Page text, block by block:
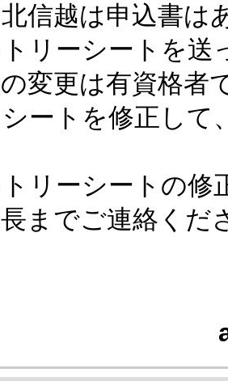
信越は申込書は
リーシートを送
変更は有資格者
シートを修正し
リーシートの修
までご連絡くだ